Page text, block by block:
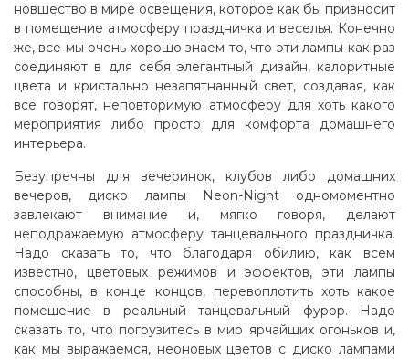
новшество в мире освещения, которое как бы привносит
в помещение атмосферу праздничка и веселья. Конечно
же, все мы очень хорошо знаем то, что эти лампы как раз
соединяют в для себя элегантный дизайн, калоритные
цвета и кристально незапятнанный свет, создавая, как
все говорят, неповторимую атмосферу для хоть какого
мероприятия либо просто для комфорта домашнего
интерьера.
Безупречны для вечеринок, клубов либо домашних
вечеров, диско лампы Neon-Night одномоментно
завлекают внимание и, мягко говоря, делают
неподражаемую атмосферу танцевального праздничка.
Надо сказать то, что благодаря обилию, как всем
известно, цветовых режимов и эффектов, эти лампы
способны, в конце концов, перевоплотить хоть какое
помещение в реальный танцевальный фурор. Надо
сказать то, что погрузитесь в мир ярчайших огоньков и,
как мы выражаемся, неоновых цветов с диско лампами